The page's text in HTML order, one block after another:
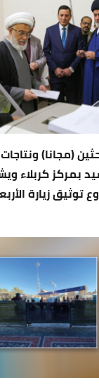
(مجانا)
بمركز كربلاء
توثيق زيارة